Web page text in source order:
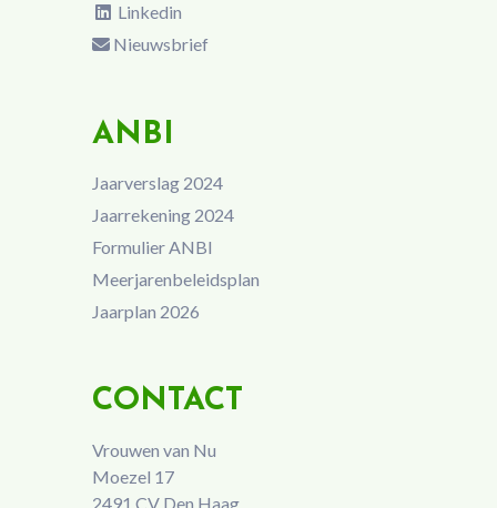
Linkedin
Nieuwsbrief
ANBI
Jaarverslag 2024
Jaarrekening 2024
Formulier ANBI
Meerjarenbeleidsplan
Jaarplan 2026
CONTACT
Vrouwen van Nu
Moezel 17
2491 CV Den Haag